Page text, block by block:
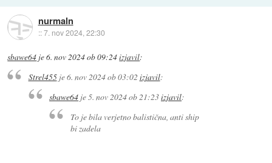
nurmaln
::7. nov 2024, 22:30
sbawe64 je6. nov 2024 ob 09:24izjavil:
Strel455je6. nov 2024 ob 03:02 izjavil:
sbawe64 je5. nov 2024 ob 21:23izjavil:
To je bila verjetno balistična, anti ship
bi zadela